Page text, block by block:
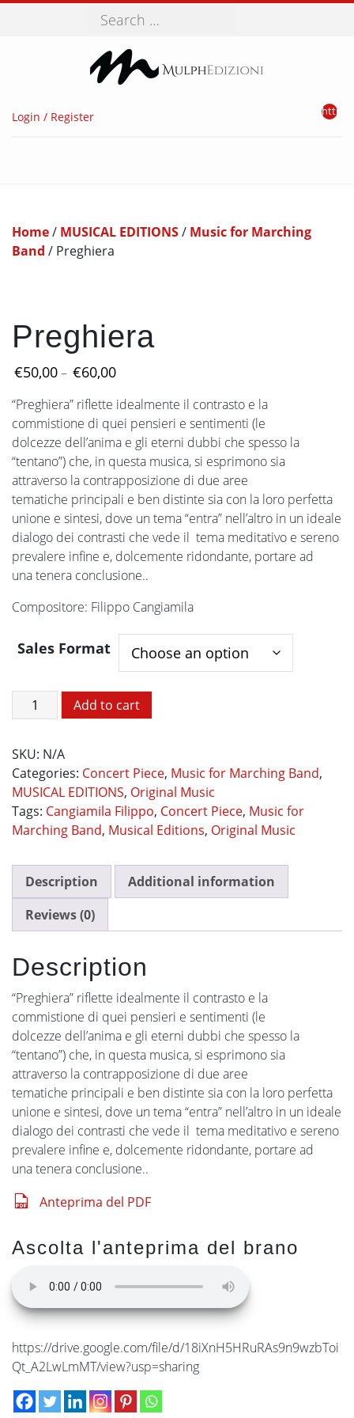
Login / Register http://
Home/ MUSICAL EDITIONS/ Music for Marching
Band / Preghiera
Preghiera
€50,00– €60,00Price
€50,00
through
€60,00
“Preghiera” riflette idealmente il contrasto e la
commistione di quei pensieri e sentimenti (le
dolcezze dell’anima e gli eterni dubbi che spesso la
“tentano”) che, in questa musica, si esprimono sia
attraverso la contrapposizione di due aree
tematiche principali e ben distinte sia con la loro perfetta
unione e sintesi, dove un tema “entra” nell’altro in un ideale
dialogo dei contrasti che vede il tema meditativo e sereno
prevalere infine e, dolcemente ridondante, portare ad
una tenera conclusione..
Compositore: Filippo Cangiamila
Sales Format
Preghiera
quantity
Add to cart
SKU: N/A
Categories: Concert Piece, Music for Marching Band,
MUSICAL EDITIONS, Original Music
Tags: Cangiamila Filippo, Concert Piece, Music for
Marching Band, Musical Editions, Original Music
Description
Additional information
Reviews (0)
Description
“Preghiera” riflette idealmente il contrasto e la
commistione di quei pensieri e sentimenti (le
dolcezze dell’anima e gli eterni dubbi che spesso la
“tentano”) che, in questa musica, si esprimono sia
attraverso la contrapposizione di due aree
tematiche principali e ben distinte sia con la loro perfetta
unione e sintesi, dove un tema “entra” nell’altro in un ideale
dialogo dei contrasti che vede il tema meditativo e sereno
prevalere infine e, dolcemente ridondante, portare ad
una tenera conclusione..
Anteprima del PDF
Ascolta l'anteprima del brano
https://drive.google.com/file/d/18iXnH5HRuRAs9n9wzbToi
Qt_A2LwLmMT/view?usp=sharing